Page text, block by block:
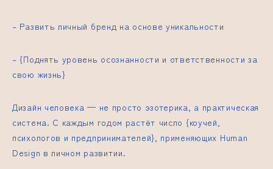
– Развить личный бренд на основе уникальности
– {Поднять уровень осознанности и ответственности за
свою жизнь}
Дизайн человека — не просто эзотерика, а практическая
система. С каждым годом растёт число {коучей,
психологов и предпринимателей}, применяющих Human
Design в личном развитии.